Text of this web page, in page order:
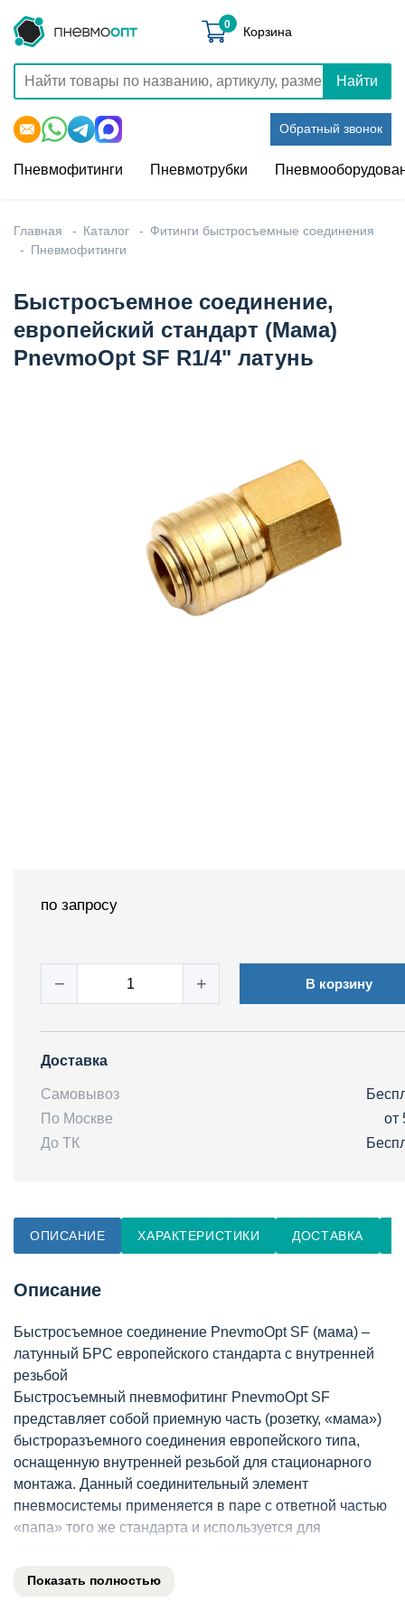
Найти
Обратный звонок
0 Корзина
Пневмофитинги Пневмотрубки
Главная Каталог
Фитинги быстросъемные соединения
Пневмофитинги
Быстросъемное соединение,
европейский стандарт (Мама)
PnevmoOpt SF R1/4" латунь
по запросу
− + В корзину
Доставка
Самовывоз
По Москве
от
До ТК
ОПИСАНИЕ ХАРАКТЕРИСТИКИ ДОСТАВКА
Описание
Быстросъемное соединение PnevmoOpt SF (мама) –
латунный БРС европейского стандарта с внутренней
резьбой
Быстросъемный пневмофитинг PnevmoOpt SF
представляет собой приемную часть (розетку, «мама»)
быстроразъемного соединения европейского типа,
оснащенную внутренней резьбой для стационарного
монтажа. Данный соединительный элемент
пневмосистемы применяется в паре с ответной частью
«папа» того же стандарта и используется для
Показать полностью